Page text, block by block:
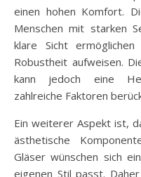
einen hohen Komfort.
Menschen mit starken
klare Sicht
Robustheit aufweisen.
kann jedoch eine
zahlreiche Faktoren
Ein weiterer Aspekt ist,
ästhetische
Gläser wünschen sich
eigenen Stil passt.